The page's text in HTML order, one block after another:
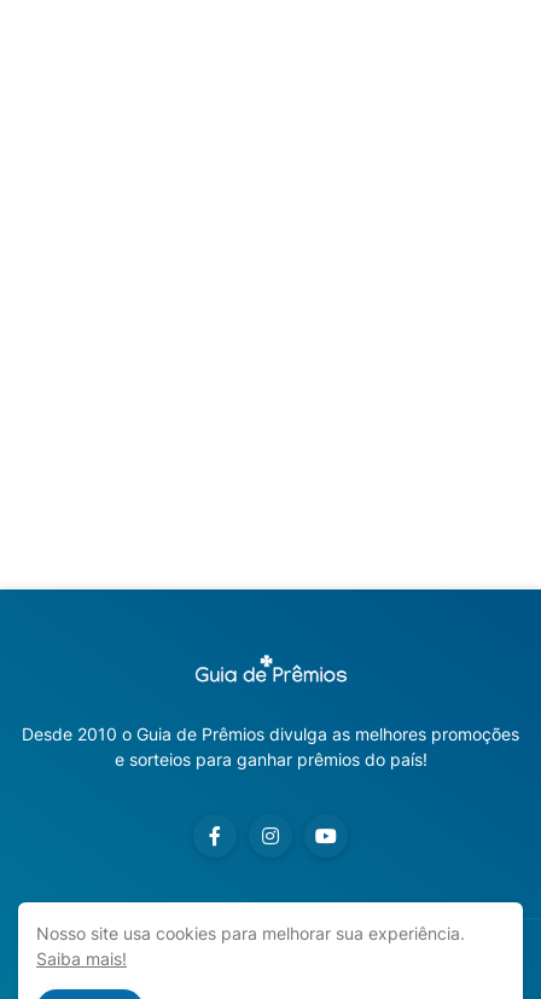
Desde 2010 o Guia de Prêmios divulga as melhores promoções
e sorteios para ganhar prêmios do país!
Copyright ©
Nosso site usa cookies para melhorar sua experiência.
Saiba mais!